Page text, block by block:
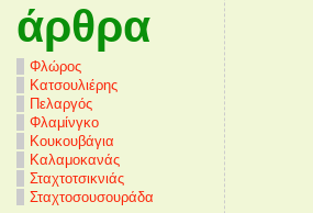
άρθρα
Φλώρος
Κατσουλιέρης
Πελαργός
Φλαμίνγκο
Κουκουβάγια
Καλαμοκανάς
Σταχτοτσικνιάς
Σταχτοσουσουράδα